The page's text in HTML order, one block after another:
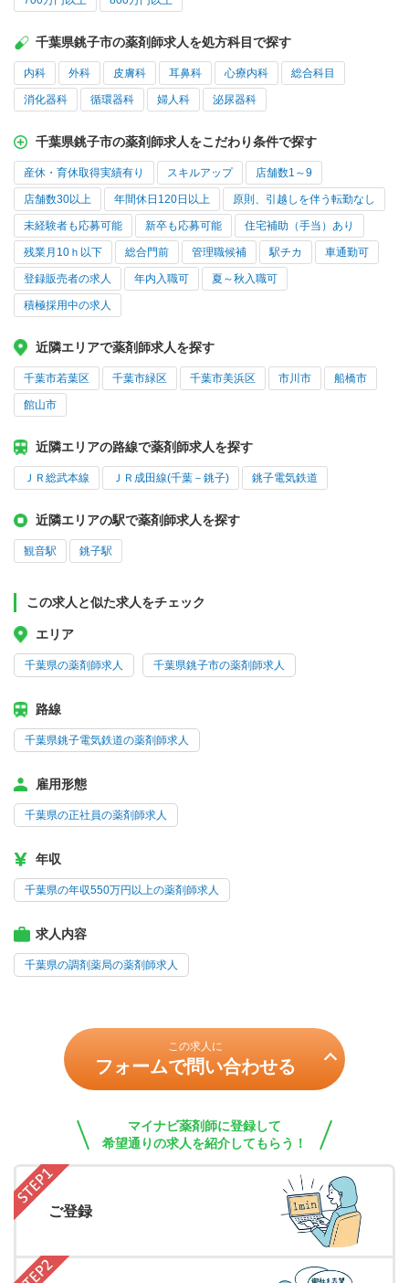
千葉県銚子市の薬剤師求人を処方科目で探す
内科 外科 皮膚科 耳鼻科 心療内科 総合科目
消化器科 循環器科 婦人科 泌尿器科
千葉県銚子市の薬剤師求人をこだわり条件で探す
産休・育休取得実績有り スキルアップ 店舗数1～9
店舗数30以上 年間休日120日以上 原則、引越しを伴う転勤なし
未経験者も応募可能 新卒も応募可能 住宅補助（手当）あり
残業月10ｈ以下 総合門前 管理職候補 駅チカ 車通勤可
登録販売者の求人 年内入職可 夏～秋入職可
積極採用中の求人
近隣エリアで薬剤師求人を探す
千葉市若葉区 千葉市緑区 千葉市美浜区 市川市 船橋市
館山市
近隣エリアの路線で薬剤師求人を探す
ＪＲ総武本線 ＪＲ成田線(千葉－銚子) 銚子電気鉄道
近隣エリアの駅で薬剤師求人を探す
観音駅 銚子駅
この求人と似た求人をチェック
エリア
千葉県の薬剤師求人 千葉県銚子市の薬剤師求人
路線
千葉県銚子電気鉄道の薬剤師求人
雇用形態
千葉県の正社員の薬剤師求人
年収
千葉県の年収550万円以上の薬剤師求人
求人内容
千葉県の調剤薬局の薬剤師求人
この求人に
フォームで問い合わせる
マイナビ薬剤師に登録して
希望通りの求人を紹介してもらう！
ご登録